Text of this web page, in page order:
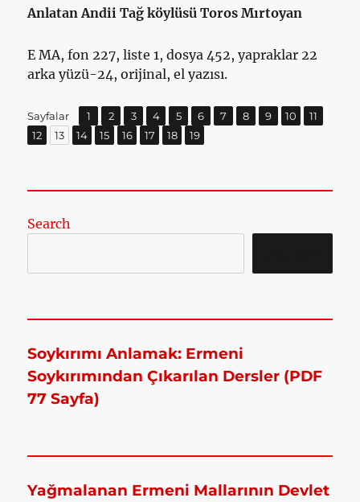
Anlatan Andii Tağ köylüsü Toros Mırtoyan
E MA, fon 227, liste 1, dosya 452, yapraklar 22
arka yüzü-24, orijinal, el yazısı.
Sayfalar Sayfa
1 ,
Sayfa
2 ,
Sayfa
3 ,
Sayfa
4 ,
Sayfa
5 ,
Sayfa
6 ,
Sayfa
7 ,
Sayfa
8 ,
Sayfa
9 ,
Sayfa
10 ,
Sayfa
11
Sayfa
12 ,
Sayfa
13 ,
Sayfa
14 ,
Sayfa
15 ,
Sayfa
16 ,
Sayfa
17 ,
Sayfa
18 ,
Sayfa
19
Search
Soykırımı Anlamak: Ermeni
Soykırımından Çıkarılan Dersler (PDF
77 Sayfa)
Yağmalanan Ermeni Mallarının Devlet